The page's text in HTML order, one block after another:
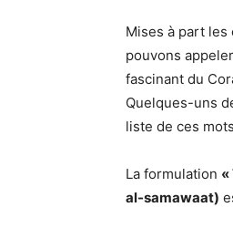
Mises à part
pouvons
fascinant du
Quelques-uns
liste de ces
La formulation «
al-samawaat)